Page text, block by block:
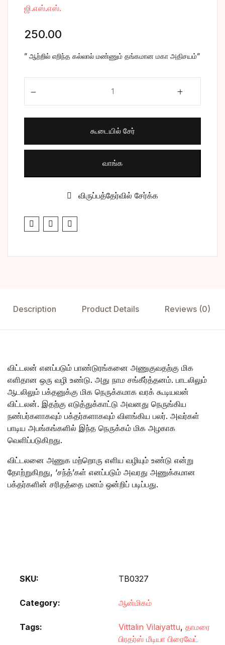
மருத்துவம்
வணிகம் &
ஜி.எஸ்.எஸ்.
250.00
” ஆற்றில் எறிந்த கல்லால் மண்ணும் தங்கமான மகா அதிசயம்”
கூடையில் சேர்
வாங்க
விருப்பத்தேர்வில் சேர்க்க
Description Product Details Reviews (0)
விட்டலன் எனப்படும் பாண்டுரங்கனை அணுகுவதற்கு மிக
எளிதான ஒரு வழி உண்டு. அது நாம சங்கீர்த்தனம். பாடலிலும்
ஆடலிலும் பக்தனுக்கு மிக நெருக்கமாக வரக் கூடியவன்
விட்டலன். இதற்கு எடுத்துக்காட்டு அவனது நெருங்கிய
நண்பர்களாகவும் பக்தர்களாகவும் விளங்கிய பலர். அவர்கள்
பாடிய அபங்கங்களில் இந்த நெருக்கம் மிக அழகாக
வெளிப்படுகிறது.
விட்டலனை அணுக மற்றொரு எளிய வழியும் உண்டு என்று
தோற்றுகிறது, ‘சந்த்’கள் எனப்படும் அவரது அணுக்கமான
பக்தர்களின் சரிதத்தை மனம் ஒன்றிப் படிப்பது.
SKU: TB0327
Category: ஆன்மிகம்
Tags: Vittalin Vilaiyattu, தாமரை
பிரதர்ஸ் மீடியா பிரைவேட்